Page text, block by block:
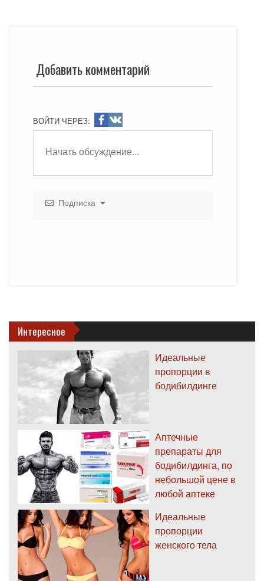
Добавить комментарий
ВОЙТИ ЧЕРЕЗ:
Подписка
Интересное
Идеальные
пропорции в
бодибилдинге
Аптечные
препараты для
бодибилдинга, по
небольшой цене в
любой аптеке
Идеальные
пропорции
женского тела